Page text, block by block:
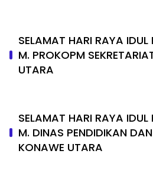
SELAMAT HARI RAYA
M. PROKOPM
UTARA
SELAMAT HARI RAYA
M. DINAS PENDIDIKAN
KONAWE UTARA